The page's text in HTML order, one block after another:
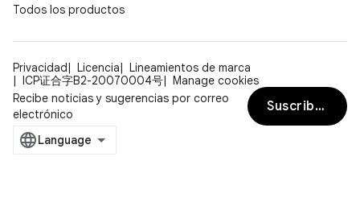
Todos los productos
Privacidad Licencia
Lineamientos de marca
ICP证合字B2-20070004号
Manage cookies
Recibe noticias y sugerencias por correo
electrónico
Suscribirse